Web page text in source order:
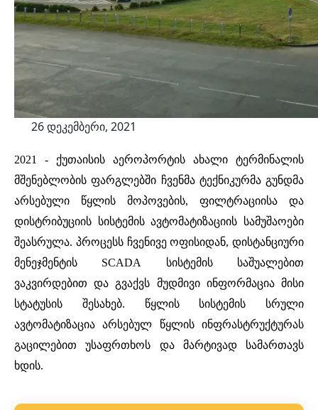
26 დეკემბერი, 2021
2021 - ქუთაისის აეროპორტის ახალი ტერმინალის
მშენებლობის ფარგლებში ჩვენმა ტექნიკურმა გუნდმა
არსებული
წყლის მოპოვების, ფილტრაციისა
და
დისტრიბუციის სისტემის ავტომატიზაციის სამუშაოები
შეასრულა. პროცესს ჩვენივე ოფისიდან, დისტანციური
მენეჯმენტის SCADA სისტემის
საშუალებით
ვაკვირდებით
და გვაქვს მუდმივი ინფორმაცია მისი
სტატუსის
შესახებ. წყლის სისტემის
სრული
ავტომატიზაცია
არსებულ წყლის
ინფრასტრუქტურას
გაცილებით
უსაფრთხოს და მარტივად
სამართავს
ხდის.